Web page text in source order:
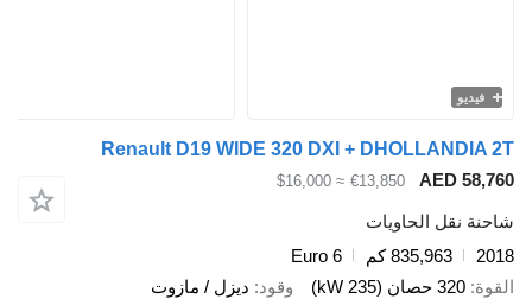
فيديو
Renault D19 WIDE 320 DXI + DHOLLANDIA 2T
AED 58,760
€13,850
≈ $16,000
شاحنة نقل الحاويات
2018
835,963 كم
Euro 6
القوة 320 حصان (235 kW) وقود ديزل / مازوت